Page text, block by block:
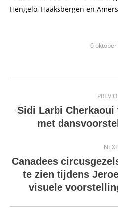
Hengelo, Haaksbergen en
6 oktober
navigation
Sidi Larbi Cherkaoui
met
NEXT
Canadees
te zien tijdens
visuele